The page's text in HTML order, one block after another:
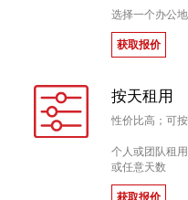
选择一个办公
获取报价
按天租用
性价比高；可
个人或团队租
或任意天数
获取报价